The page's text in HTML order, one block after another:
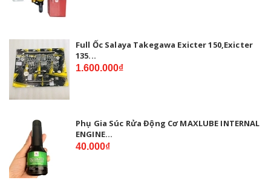
Full Ốc Salaya Takegawa Exicter 150,Exicter
135...
1.600.000₫
Phụ Gia Súc Rửa Động Cơ MAXLUBE INTERNAL
ENGINE...
40.000₫